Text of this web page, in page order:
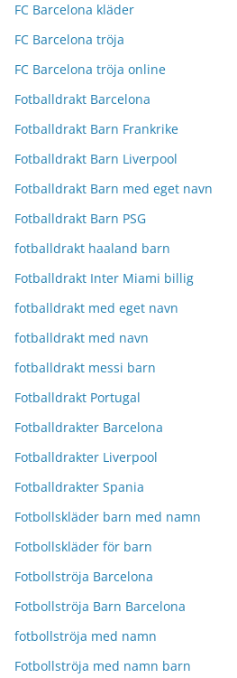
FC Barcelona kläder
FC Barcelona tröja
FC Barcelona tröja online
Fotballdrakt Barcelona
Fotballdrakt Barn Frankrike
Fotballdrakt Barn Liverpool
Fotballdrakt Barn med eget navn
Fotballdrakt Barn PSG
fotballdrakt haaland barn
Fotballdrakt Inter Miami billig
fotballdrakt med eget navn
fotballdrakt med navn
fotballdrakt messi barn
Fotballdrakt Portugal
Fotballdrakter Barcelona
Fotballdrakter Liverpool
Fotballdrakter Spania
Fotbollskläder barn med namn
Fotbollskläder för barn
Fotbollströja Barcelona
Fotbollströja Barn Barcelona
fotbollströja med namn
Fotbollströja med namn barn